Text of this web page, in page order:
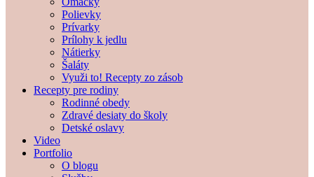
Polievky
Prívarky
Prílohy k jedlu
Nátierky
Šaláty
Využi to! Recepty zo zásob
Recepty pre rodiny
Rodinné obedy
Zdravé desiaty do školy
Detské oslavy
Video
Portfolio
O blogu